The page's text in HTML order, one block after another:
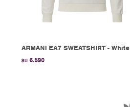
ARMANI EA7 SWEATSHIRT - White
$U 6.590